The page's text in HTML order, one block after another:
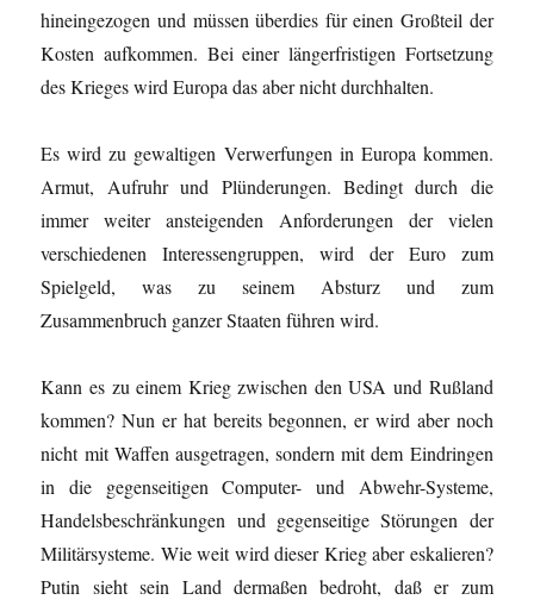
hineingezogen und müssen überdies für einen Großteil der
Kosten aufkommen. Bei einer längerfristigen Fortsetzung
des Krieges wird Europa das aber nicht durchhalten.
Es wird zu gewaltigen Verwerfungen in Europa kommen.
Armut, Aufruhr und Plünderungen. Bedingt durch die
immer weiter ansteigenden Anforderungen der vielen
verschiedenen Interessengruppen, wird der Euro zum
Spielgeld, was zu seinem Absturz und zum
Zusammenbruch ganzer Staaten führen wird.
Kann es zu einem Krieg zwischen den USA und Rußland
kommen? Nun er hat bereits begonnen, er wird aber noch
nicht mit Waffen ausgetragen, sondern mit dem Eindringen
in die gegenseitigen Computer- und Abwehr-Systeme,
Handelsbeschränkungen und gegenseitige Störungen der
Militärsysteme. Wie weit wird dieser Krieg aber eskalieren?
Putin sieht sein Land dermaßen bedroht, daß er zum